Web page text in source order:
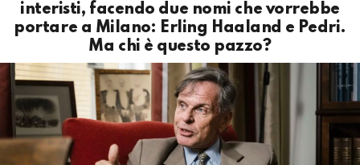
interisti, facendo due nomi che vorrebbe
portare a Milano: Erling Haaland e Pedri.
Ma chi è questo pazzo?